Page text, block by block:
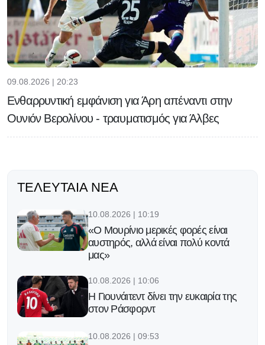
09.08.2026 | 20:23
Ενθαρρυντική εμφάνιση για Άρη απέναντι στην
Ουνιόν Βερολίνου - τραυματισμός για Άλβες
ΤΕΛΕΥΤΑΊΑ ΝΈΑ
10.08.2026 | 10:19
«Ο Μουρίνιο μερικές φορές είναι
αυστηρός, αλλά είναι πολύ κοντά
μας»
10.08.2026 | 10:06
H Γιουνάιτεντ δίνει την ευκαιρία της
στον Ράσφορντ
10.08.2026 | 09:53